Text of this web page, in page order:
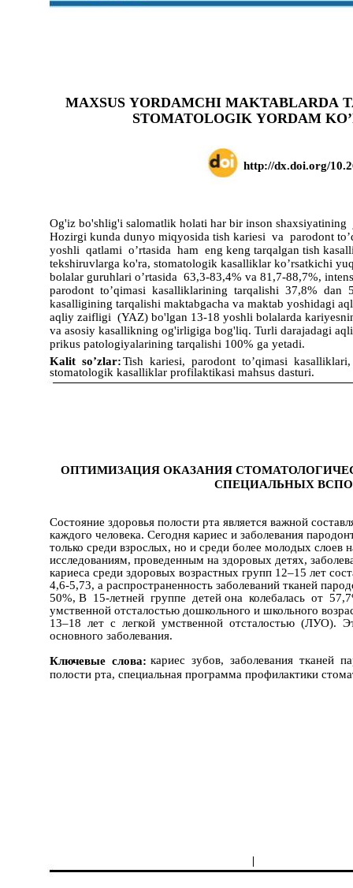
MAXSUS YORDAMCHI MAKTABLARDA
STOMATOLOGIK YORDAM
http://dx.doi.org/
Og'iz bo'shlig'i salomatlik holati har bir inson
Hozirgi kunda dunyo miqyosida tish kariesi va parodont
yoshli qatlami o’rtasida ham eng keng tarqalgan tish
tekshiruvlarga ko'ra, stomatologik kasalliklar ko’rsatkichi
bolalar guruhlari o’rtasida 63,3-83,4% va 81,7-88,7%,
parodont to’qimasi kasalliklarining tarqalishi 37,8%
kasalligining tarqalishi maktabgacha va maktab yoshidagi
aqliy zaifligi (YAZ) bo'lgan 13-18 yoshli bolalarda
va asosiy kasallikning og'irligiga bog'liq. Turli darajadagi
prikus patologiyalarining tarqalishi 100% ga yetadi.
Kalit so’zlar:Tish kariesi, parodont to’qimasi
stomatologik kasalliklar profilaktikasi mahsus dasturi.
ОПТИМИЗАЦИЯ ОКАЗАНИЯ
СПЕЦИАЛЬНЫХ
Состояние здоровья полости рта является важной
каждого человека. Сегодня кариес и заболевания
только среди взрослых, но и среди более молодых
исследованиям, проведенным на здоровых детях,
кариеса среди здоровых возрастных групп 12–15 лет
4,6-5,73, а распространенность заболеваний тканей
50%, В 15-летней группе детей она колебалась от
умственной отсталостью дошкольного и школьного
13–18 лет с легкой умственной отсталостью (ЛУО).
основного заболевания.
Ключевые слова: кариес зубов, заболевания тканей
полости рта, специальная программа профилактики